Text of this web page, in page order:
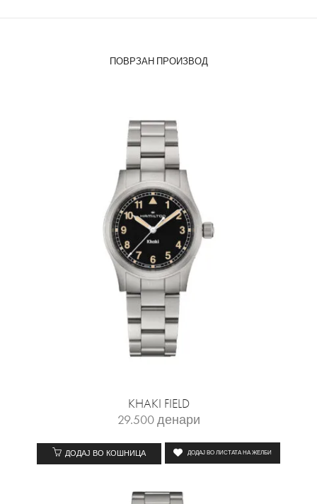
ПОВРЗАН ПРОИЗВОД
KHAKI FIELD
29.500денари
ДОДАЈ ВО КОШНИЦА ДОДАЈ ВО ЛИСТАТА НА ЖЕЛБИ